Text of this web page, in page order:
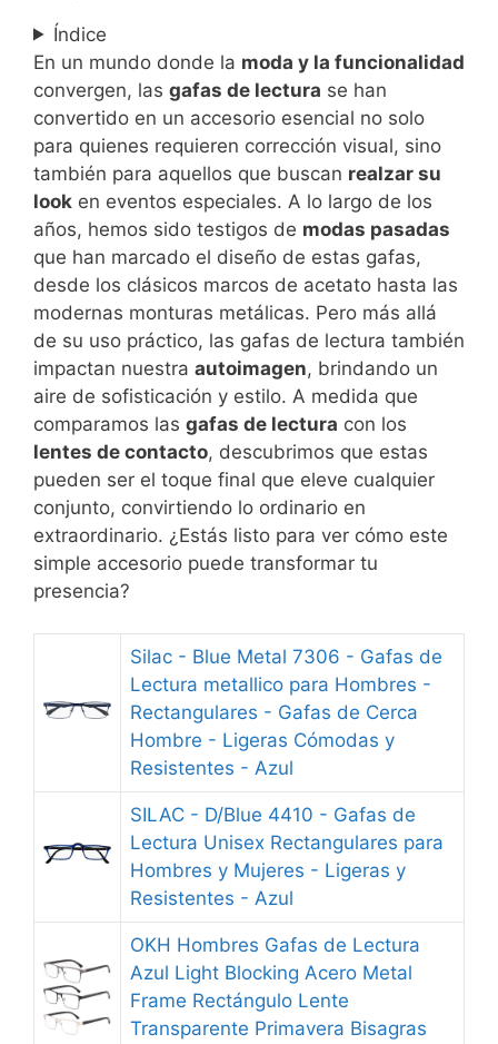
Índice
En un mundo donde la moda y la funcionalidad
convergen, las gafas de lectura se han
convertido en un accesorio esencial no solo
para quienes requieren corrección visual, sino
también para aquellos que buscan realzar su
look en eventos especiales. A lo largo de los
años, hemos sido testigos de modas pasadas
que han marcado el diseño de estas gafas,
desde los clásicos marcos de acetato hasta las
modernas monturas metálicas. Pero más allá
de su uso práctico, las gafas de lectura también
impactan nuestra autoimagen, brindando un
aire de sofisticación y estilo. A medida que
comparamos las gafas de lectura con los
lentes de contacto, descubrimos que estas
pueden ser el toque final que eleve cualquier
conjunto, convirtiendo lo ordinario en
extraordinario. ¿Estás listo para ver cómo este
simple accesorio puede transformar tu
presencia?
Silac - Blue Metal 7306 - Gafas de
Lectura metallico para Hombres -
Rectangulares - Gafas de Cerca
Hombre - Ligeras Cómodas y
Resistentes - Azul
SILAC - D/Blue 4410 - Gafas de
Lectura Unisex Rectangulares para
Hombres y Mujeres - Ligeras y
Resistentes - Azul
OKH Hombres Gafas de Lectura
Azul Light Blocking Acero Metal
Frame Rectángulo Lente
Transparente Primavera Bisagras